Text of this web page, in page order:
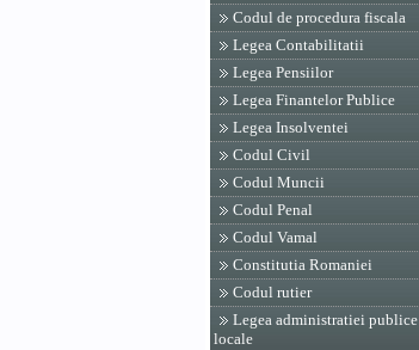
Codul de procedura fiscala
Legea Contabilitatii
Legea Pensiilor
Legea Finantelor Publice
Legea Insolventei
Codul Civil
Codul Muncii
Codul Penal
Codul Vamal
Constitutia Romaniei
Codul rutier
Legea administratiei publice
locale